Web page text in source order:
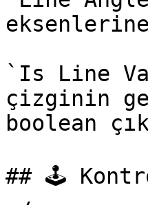
`Is Line
çizginin
boolean
## 🕹️